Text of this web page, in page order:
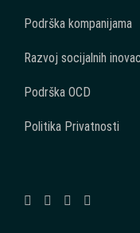
Podrška kompanijama
Razvoj socijalnih
Podrška OCD
Politika Privatnosti